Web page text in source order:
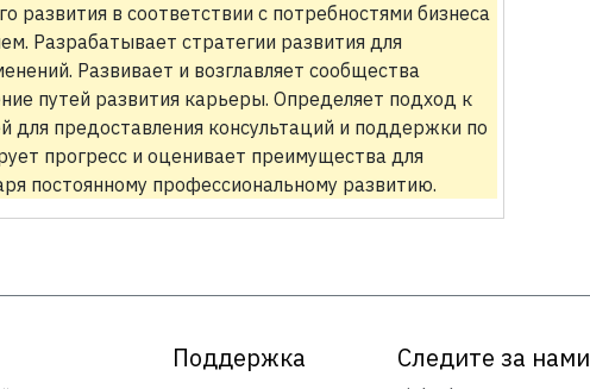
развития в соответствии с потребностями бизнеса
Разрабатывает стратегии развития для
Развивает и возглавляет сообщества
путей развития карьеры. Определяет подход к
предоставления консультаций и поддержки по
прогресс и оценивает преимущества для
постоянному профессиональному развитию.
Поддержка Следите за нами